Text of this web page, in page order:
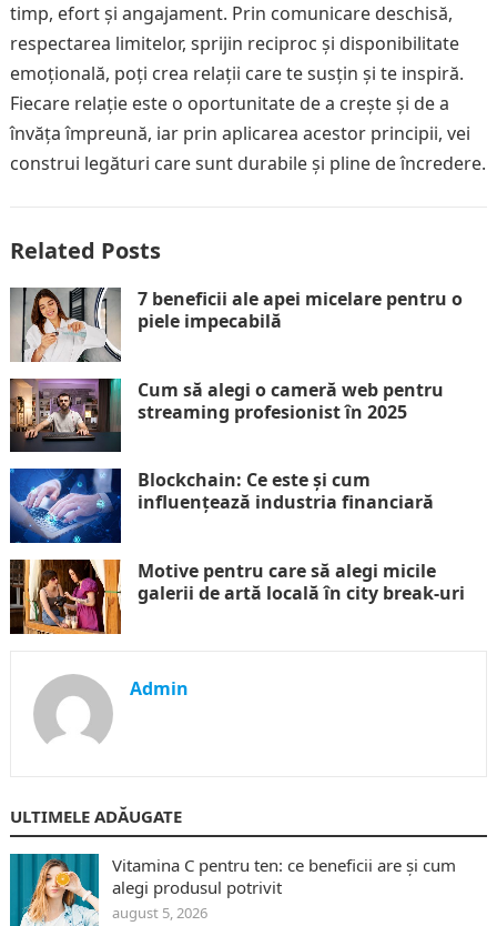
timp, efort și angajament. Prin comunicare deschisă,
respectarea limitelor, sprijin reciproc și disponibilitate
emoțională, poți crea relații care te susțin și te inspiră.
Fiecare relație este o oportunitate de a crește și de a
învăța împreună, iar prin aplicarea acestor principii, vei
construi legături care sunt durabile și pline de încredere.
Related Posts
7 beneficii ale apei micelare pentru o
piele impecabilă
Cum să alegi o cameră web pentru
streaming profesionist în 2025
Blockchain: Ce este și cum
influențează industria financiară
Motive pentru care să alegi micile
galerii de artă locală în city break-uri
Admin
ULTIMELE ADĂUGATE
Vitamina C pentru ten: ce beneficii are și cum
alegi produsul potrivit
august 5, 2026